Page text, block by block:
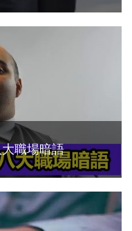
職場暗語